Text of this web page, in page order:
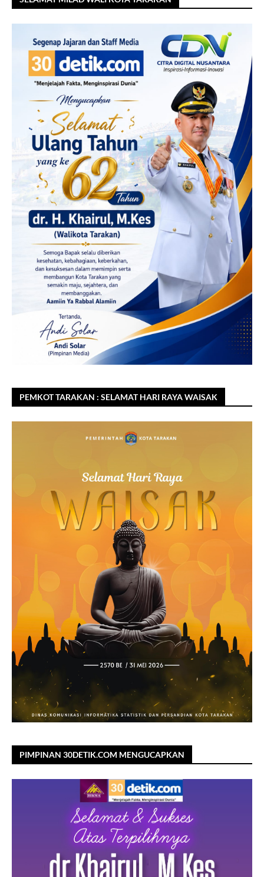
PEMKOT TARAKAN : SELAMAT HARI RAYA WAISAK
PIMPINAN 30DETIK.COM MENGUCAPKAN